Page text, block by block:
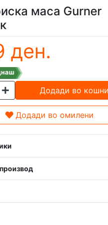
маса Gurner
ден.
Додади во
Додади во омилени